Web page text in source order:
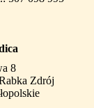
8
Zdrój